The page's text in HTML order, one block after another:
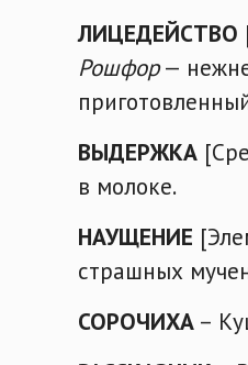
ЛИЦЕДЕЙСТВО
Рошфор—
ВЫДЕРЖКА
в молоке.
НАУЩЕНИЕ
страшных
СОРОЧИХА –